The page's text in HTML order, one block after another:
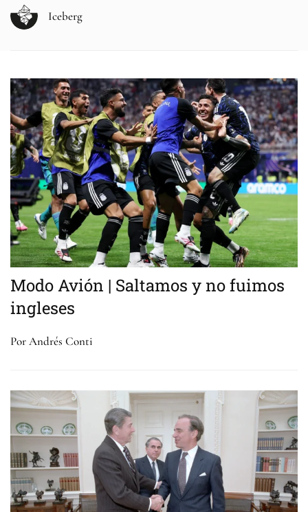
Iceberg
Modo Avión | Saltamos y no fuimos
ingleses
Por Andrés Conti